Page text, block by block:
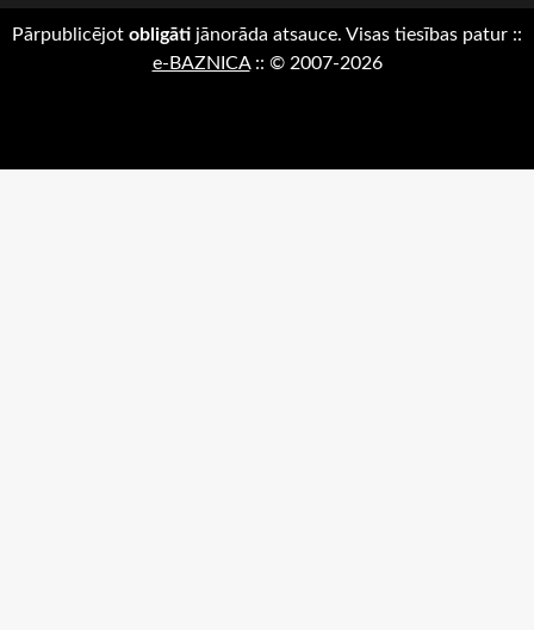
Pārpublicējot obligāti jānorāda atsauce. Visas tiesības patur ::
e-BAZNICA:: © 2007-2026